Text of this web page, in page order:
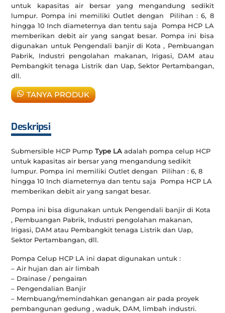
untuk kapasitas air bersar yang mengandung sedikit
lumpur. Pompa ini memiliki Outlet dengan Pilihan : 6, 8
hingga 10 Inch diameternya dan tentu saja Pompa HCP LA
memberikan debit air yang sangat besar. Pompa ini bisa
digunakan untuk Pengendali banjir di Kota , Pembuangan
Pabrik, Industri pengolahan makanan, Irigasi, DAM atau
Pembangkit tenaga Listrik dan Uap, Sektor Pertambangan,
dll.
TANYA PRODUK
Deskripsi
Submersible HCP PumpType LA adalah pompa celup HCP
untuk kapasitas air bersar yang mengandung sedikit
lumpur. Pompa ini memiliki Outlet dengan Pilihan : 6, 8
hingga 10 Inch diameternya dan tentu saja Pompa HCP LA
memberikan debit air yang sangat besar.
Pompa ini bisa digunakan untuk Pengendali banjir di Kota
, Pembuangan Pabrik, Industri pengolahan makanan,
Irigasi, DAM atau Pembangkit tenaga Listrik dan Uap,
Sektor Pertambangan, dll.
Pompa Celup HCP LA ini dapat digunakan untuk :
– Air hujan dan air limbah
– Drainase / pengairan
– Pengendalian Banjir
– Membuang/memindahkan genangan air pada proyek
pembangunan gedung , waduk, DAM, limbah industri.